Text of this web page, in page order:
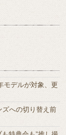
モデルが対象、更
への切り替え前